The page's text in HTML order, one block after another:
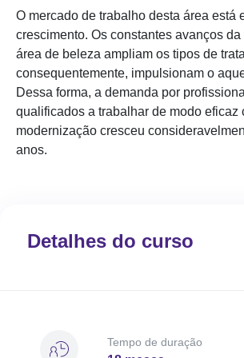
O mercado de trabalho desta área está
crescimento. Os constantes avanços
área de beleza ampliam os tipos de
consequentemente, impulsionam o
Dessa forma, a demanda por
qualificados a trabalhar de modo eficaz
modernização cresceu
anos.
Detalhes do curso
Tempo de duração